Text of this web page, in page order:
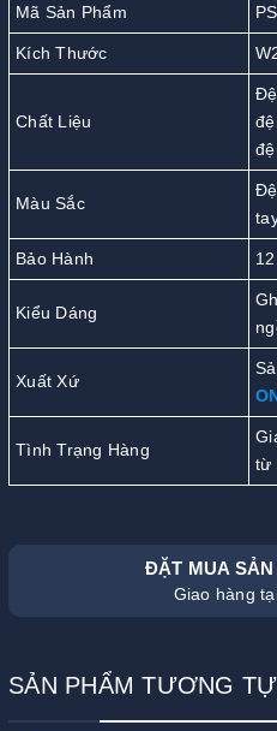
Mã Sản Phẩm
Kích Thước
Chất Liệu
Màu Sắc
Bảo Hành
Kiểu Dáng
Xuất Xứ
Tình Trạng Hàng
từ
ĐẶT MUA
Giao hàng
SẢN PHẨM TƯƠNG TỰ